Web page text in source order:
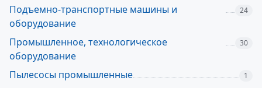
Подъемно-транспортные машины и
оборудование
24
Промышленное, технологическое
оборудование
30
Пылесосы промышленные 1